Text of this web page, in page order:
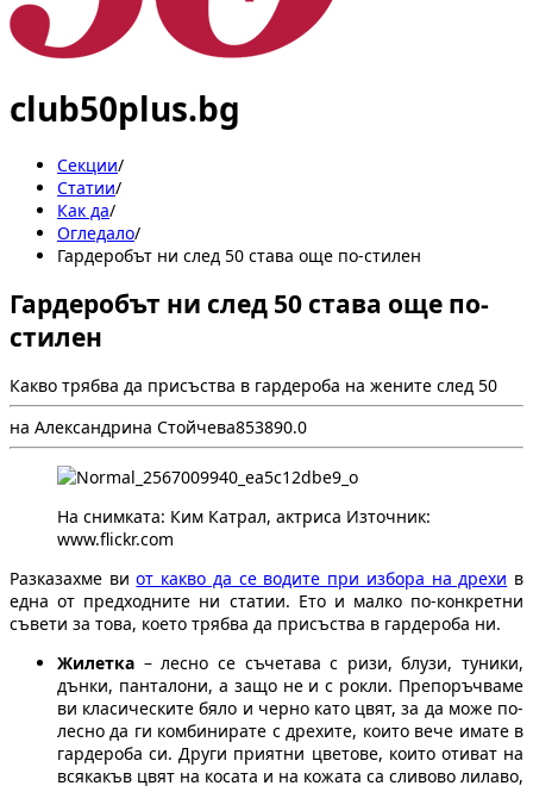
club50plus.bg
Секции/
Статии/
Как да/
Огледало/
Гардеробът ни след 50 става още по-стилен
Гардеробът ни след 50 става още по-
стилен
Какво трябва да присъства в гардероба на жените след 50
на Александрина Стойчева853890.0
На снимката: Ким Катрал, актриса Източник:
www.flickr.com
Разказахме виот какво да се водите при избора на дрехи в
една от предходните ни статии. Ето и малко по-конкретни
съвети за това, което трябва да присъства в гардероба ни.
Жилетка – лесно се съчетава с ризи, блузи, туники,
дънки, панталони, а защо не и с рокли. Препоръчваме
ви класическите бяло и черно като цвят, за да може по-
лесно да ги комбинирате с дрехите, които вече имате в
гардероба си. Други приятни цветове, които отиват на
всякакъв цвят на косата и на кожата са сливово лилаво,